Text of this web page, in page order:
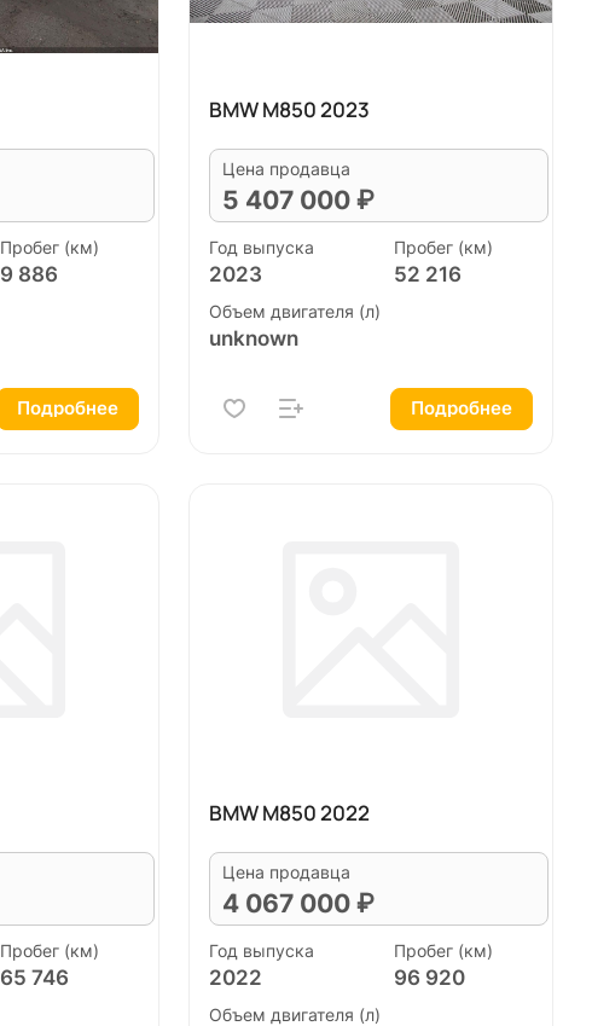
Пробег (км)
9 886
Подробнее
BMW M850 2023
Цена продавца
5 407 000 ₽
Год выпуска
2023
Пробег (км)
52 216
Объем двигателя (л)
unknown
Подробнее
Пробег (км)
65 746
BMW M850 2022
Цена продавца
4 067 000 ₽
Год выпуска
2022
Пробег (км)
96 920
Объем двигателя (л)